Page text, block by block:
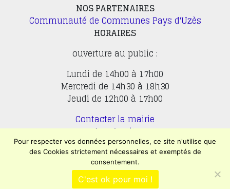
NOS PARTENAIRES
Communauté de Communes Pays d'Uzès
HORAIRES
ouverture au public :
Lundi de 14h00 à 17h00
Mercredi de 14h30 à 18h30
Jeudi de 12h00 à 17h00
Contacter la mairie
Plan du site
Mentions légales
Confidentialité
Accessibilité (en cours)
Pour respecter vos données personnelles, ce site n'utilise que
des Cookies strictement nécessaires et exemptés de
consentement.
C'est ok pour moi !